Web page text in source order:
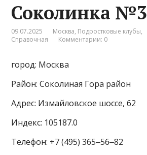
Соколинка №3
09.07.2025 Москва, Подростковые клубы,
Справочная
Комментарии: 0
город: Москва
Район: Соколиная Гора район
Адрес: Измайловское шоссе, 62
Индекс: 105187.0
Телефон: +7 (495) 365‒56‒82